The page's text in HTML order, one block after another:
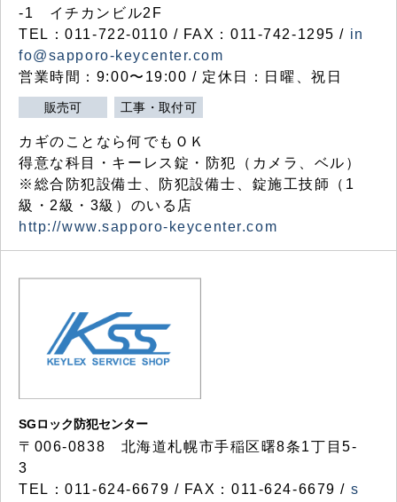
-1 イチカンビル2F
TEL：011-722-0110 / FAX：011-742-1295 / in
fo@sapporo-keycenter.com
営業時間：9:00〜19:00 / 定休日：日曜、祝日
販売可 工事・取付可
カギのことなら何でもＯＫ
得意な科目・キーレス錠・防犯（カメラ、ベル）
※総合防犯設備士、防犯設備士、錠施工技師（1
級・2級・3級）のいる店
http://www.sapporo-keycenter.com
SGロック防犯センター
〒006-0838 北海道札幌市手稲区曙8条1丁目5-
3
TEL：011-624-6679 / FAX：011-624-6679 / s